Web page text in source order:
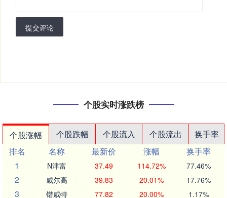
提交评论
个股实时涨跌榜
个股涨幅 个股跌幅 个股流入 个股流出
换手率
排名
名称 最新价 涨幅
换手率
1
N津富 37.49 114.72% 77.46%
2 威尔高 39.83 20.01% 17.76%
3 锴威特 77.82 20.00% 1.17%